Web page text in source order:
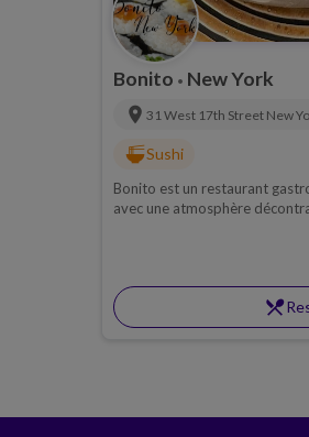
Bonito • New York
location_on 31 West 17th Street New
ramen_diningSushi
Bonito est un restaurant
avec une atmosphère
restaurant_menu